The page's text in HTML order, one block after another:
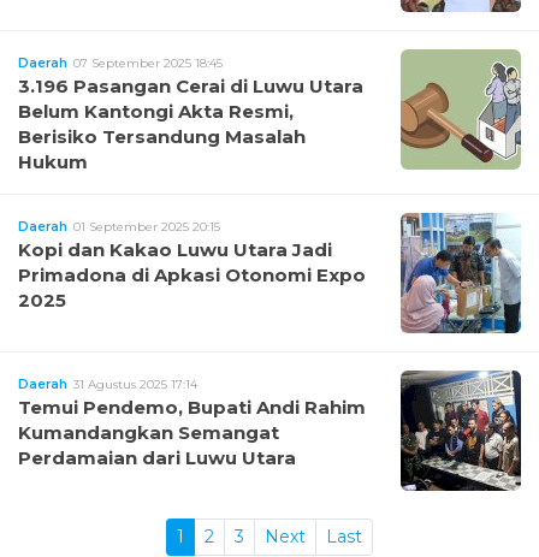
Daerah 07 September 2025 18:45
3.196 Pasangan Cerai di Luwu Utara
Belum Kantongi Akta Resmi,
Berisiko Tersandung Masalah
Hukum
Daerah 01 September 2025 20:15
Kopi dan Kakao Luwu Utara Jadi
Primadona di Apkasi Otonomi Expo
2025
Daerah 31 Agustus 2025 17:14
Temui Pendemo, Bupati Andi Rahim
Kumandangkan Semangat
Perdamaian dari Luwu Utara
1 2 3 Next Last